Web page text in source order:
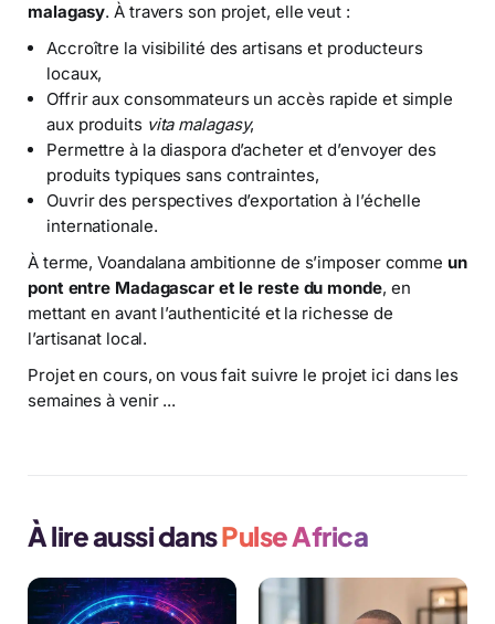
malagasy. À travers son projet, elle veut :
Accroître la visibilité des artisans et producteurs
locaux,
Offrir aux consommateurs un accès rapide et simple
aux produits vita malagasy,
Permettre à la diaspora d’acheter et d’envoyer des
produits typiques sans contraintes,
Ouvrir des perspectives d’exportation à l’échelle
internationale.
À terme, Voandalana ambitionne de s’imposer comme un
pont entre Madagascar et le reste du monde, en
mettant en avant l’authenticité et la richesse de
l’artisanat local.
Projet en cours, on vous fait suivre le projet ici dans les
semaines à venir ...
À lire aussi dansPulse Africa